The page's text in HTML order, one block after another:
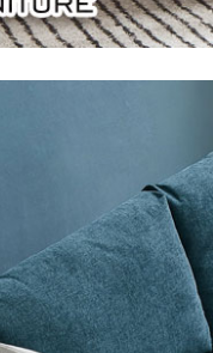
區：彰化、南投、雲林
購前請確認商品尺寸，
主。
因本公司問題而需退換
狀態與完整包裝。鑑賞
台北市、新北市地區固
本公司部份商品無維修
為因素導致商品損壞、
者同意將會進行維修)。
貨7日內為鑑賞期(注意
貨運費。
欲放置營業場所及公開